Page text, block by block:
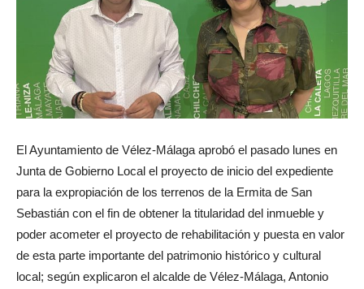
El Ayuntamiento de Vélez-Málaga aprobó el pasado lunes en
Junta de Gobierno Local el proyecto de inicio del expediente
para la expropiación de los terrenos de la Ermita de San
Sebastián con el fin de obtener la titularidad del inmueble y
poder acometer el proyecto de rehabilitación y puesta en valor
de esta parte importante del patrimonio histórico y cultural
local; según explicaron el alcalde de Vélez-Málaga, Antonio